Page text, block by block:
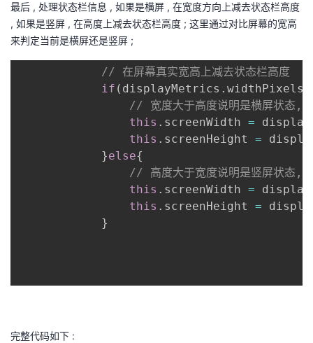
最后 , 处理状态栏信息 , 如果是横屏 , 在宽度方向上减去状态栏高度
, 如果是竖屏 , 在高度上减去状态栏高度 ; 这里通过对比屏幕的宽高
来判定当前是横屏还是竖屏 ;
// 在屏幕真实宽高上减去状态栏高度
if ( displayMetrics . widthPixels
// 宽度大于高度说明是横屏状态,
this . screenWidth =
this . screenHeight =
}else{
// 高度大于宽度说明是竖屏状态,
this . screenWidth =
this . screenHeight =
}
完整代码如下 :